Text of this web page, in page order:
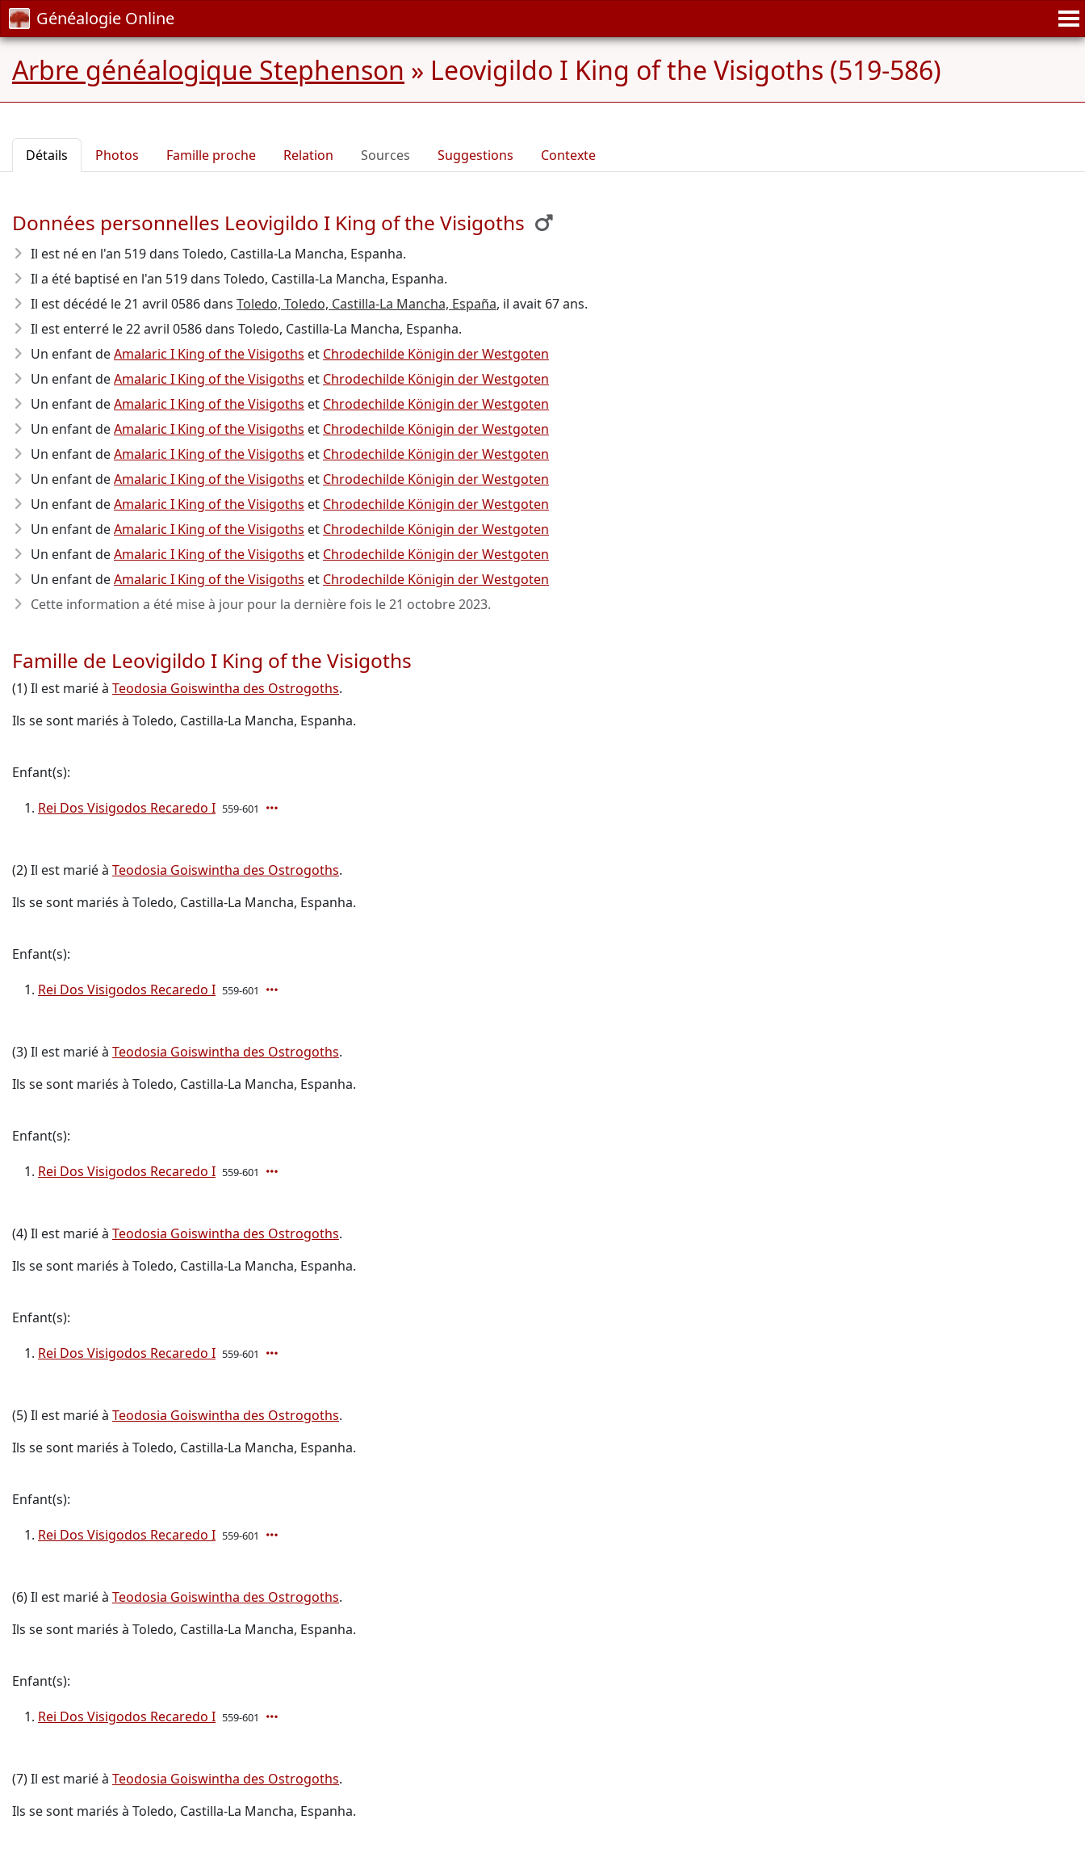
Généalogie Online
Arbre généalogique Stephenson » Leovigildo I King of the Visigoths (519-586)
Détails Photos Famille proche Relation Sources Suggestions Contexte
Données personnelles Leovigildo I King of the Visigoths
Il est né en l'an 519dans Toledo, Castilla-La Mancha, Espanha.
Il a été baptisé en l'an 519 dans Toledo, Castilla-La Mancha, Espanha.
Il est décédé le 21 avril 0586dans Toledo, Toledo, Castilla-La Mancha, España, il avait 67 ans.
Il est enterré le 22 avril 0586 dans Toledo, Castilla-La Mancha, Espanha.
Un enfant deAmalaric I King of the Visigoths et Chrodechilde Königin der Westgoten
Un enfant deAmalaric I King of the Visigoths et Chrodechilde Königin der Westgoten
Un enfant deAmalaric I King of the Visigoths et Chrodechilde Königin der Westgoten
Un enfant deAmalaric I King of the Visigoths et Chrodechilde Königin der Westgoten
Un enfant deAmalaric I King of the Visigoths et Chrodechilde Königin der Westgoten
Un enfant deAmalaric I King of the Visigoths et Chrodechilde Königin der Westgoten
Un enfant deAmalaric I King of the Visigoths et Chrodechilde Königin der Westgoten
Un enfant deAmalaric I King of the Visigoths et Chrodechilde Königin der Westgoten
Un enfant deAmalaric I King of the Visigoths et Chrodechilde Königin der Westgoten
Un enfant deAmalaric I King of the Visigoths et Chrodechilde Königin der Westgoten
Cette information a été mise à jour pour la dernière fois le21 octobre 2023.
Famille de Leovigildo I King of the Visigoths
(1) Il est marié à Teodosia Goiswintha des Ostrogoths.
Ils se sont mariés à Toledo, Castilla-La Mancha, Espanha.
Enfant(s):
Rei Dos Visigodos Recaredo I 559-601
(2) Il est marié à Teodosia Goiswintha des Ostrogoths.
Ils se sont mariés à Toledo, Castilla-La Mancha, Espanha.
Enfant(s):
Rei Dos Visigodos Recaredo I 559-601
(3) Il est marié à Teodosia Goiswintha des Ostrogoths.
Ils se sont mariés à Toledo, Castilla-La Mancha, Espanha.
Enfant(s):
Rei Dos Visigodos Recaredo I 559-601
(4) Il est marié à Teodosia Goiswintha des Ostrogoths.
Ils se sont mariés à Toledo, Castilla-La Mancha, Espanha.
Enfant(s):
Rei Dos Visigodos Recaredo I 559-601
(5) Il est marié à Teodosia Goiswintha des Ostrogoths.
Ils se sont mariés à Toledo, Castilla-La Mancha, Espanha.
Enfant(s):
Rei Dos Visigodos Recaredo I 559-601
(6) Il est marié à Teodosia Goiswintha des Ostrogoths.
Ils se sont mariés à Toledo, Castilla-La Mancha, Espanha.
Enfant(s):
Rei Dos Visigodos Recaredo I 559-601
(7) Il est marié à Teodosia Goiswintha des Ostrogoths.
Ils se sont mariés à Toledo, Castilla-La Mancha, Espanha.